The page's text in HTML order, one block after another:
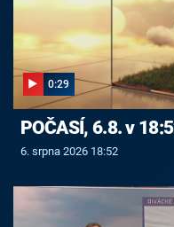
0:29
POČASÍ, 6.8. v
6. srpna 2026 18:52